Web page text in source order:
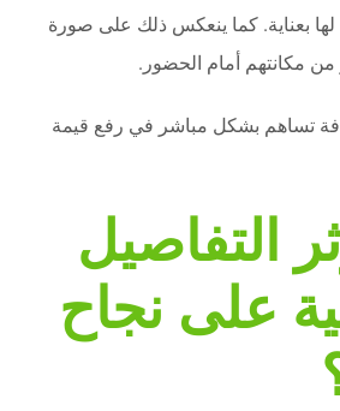
لها بعناية. كما ينعكس ذلك على صورة
مكانتهم أمام الحضور.
تساهم بشكل مباشر في رفع قيمة
التفاصيل
على نجاح